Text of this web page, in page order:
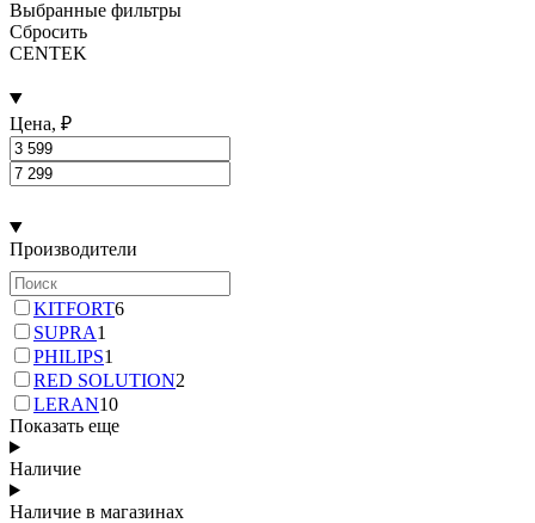
Выбранные фильтры
Сбросить
CENTEK
Цена, ₽
Производители
KITFORT6
SUPRA1
PHILIPS1
RED SOLUTION2
LERAN10
Показать еще
Наличие
Наличие в магазинах